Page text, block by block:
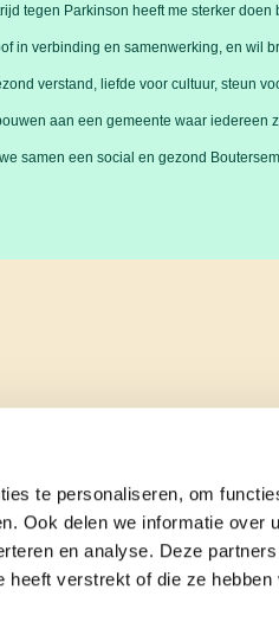
te personaliseren, om
Ook delen we informatie over
en analyse. Deze
verstrekt of die ze
tegen Parkinson heeft me sterker
in verbinding en samenwerking, en wil
verstand, liefde voor cultuur, steun
aan een gemeente waar iedereen
samen een social en gezond Boutersem